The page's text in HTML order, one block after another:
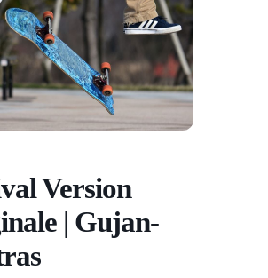
Version
| Gujan-